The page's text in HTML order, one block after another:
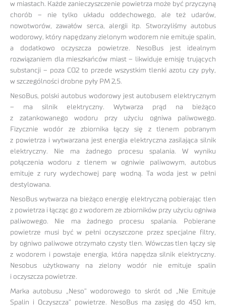
w miastach. Każde zanieczyszczenie powietrza może być przyczyną
chorób – nie tylko układu oddechowego, ale też udarów,
nowotworów, zawałów serca, alergii itp. Stworzyliśmy autobus
wodorowy, który napędzany zielonym wodorem nie emituje spalin,
a dodatkowo oczyszcza powietrze. NesoBus jest idealnym
rozwiązaniem dla mieszkańców miast – likwiduje emisję trujących
substancji – poza CO2 to przede wszystkim tlenki azotu czy pyły,
w szczególności drobne pyły PM 2,5.
NesoBus, polski autobus wodorowy jest autobusem elektrycznym
– ma silnik elektryczny. Wytwarza prąd na bieżąco
z zatankowanego wodoru przy użyciu ogniwa paliwowego.
Fizycznie wodór ze zbiornika łączy się z tlenem pobranym
z powietrza i wytwarzana jest energia elektryczna zasilająca silnik
elektryczny. Nie ma żadnego procesu spalania. W wyniku
połączenia wodoru z tlenem w ogniwie paliwowym, autobus
emituje z rury wydechowej parę wodną. Ta woda jest w pełni
destylowana.
NesoBus wytwarza na bieżąco energię elektryczną pobierając tlen
z powietrza i łącząc go z wodorem ze zbiorników przy użyciu ogniwa
paliwowego. Nie ma żadnego procesu spalania. Pobierane
powietrze musi być w pełni oczyszczone przez specjalne filtry,
by ogniwo paliwowe otrzymało czysty tlen. Wówczas tlen łączy się
z wodorem i powstaje energia, która napędza silnik elektryczny.
Nesobus użytkowany na zielony wodór nie emituje spalin
i oczyszcza powietrze.
Marka autobusu „Neso” wodorowego to skrót od „Nie Emituje
Spalin i Oczyszcza” powietrze. NesoBus ma zasięg do 450 km,